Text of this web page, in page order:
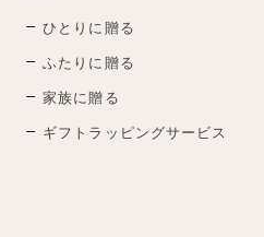
ひとりに贈る
ふたりに贈る
家族に贈る
ギフトラッピングサービス